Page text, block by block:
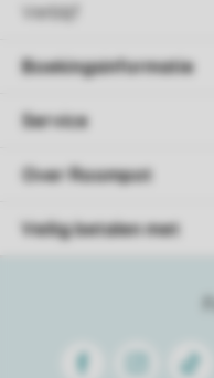
Verblijf
FacebookInstagram
Tiktok
Boekingsinformatie
Service
Over Roompot
Veilig betalen met